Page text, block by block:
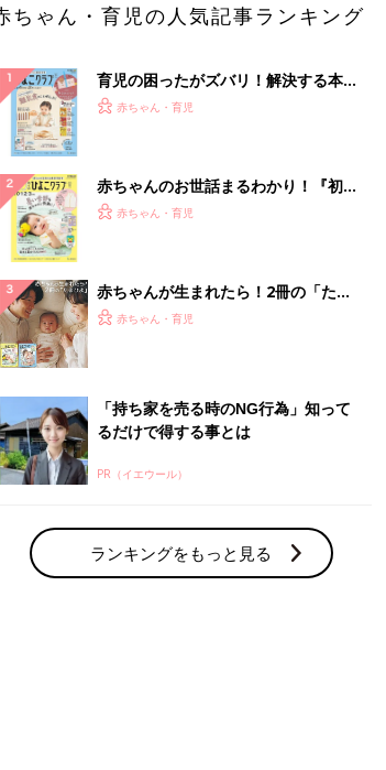
るだけで得する事とは
PR（イエウール）
ランキングをもっと見る
赤ちゃん・育児の人気テーマ
育児日記・マンガ